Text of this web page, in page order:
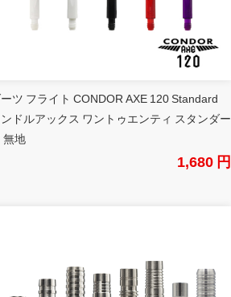
ツ フライト CONDOR AXE 120 Standard
ドルアックス ワントゥエンティ スタンダー
無地
1,680 円